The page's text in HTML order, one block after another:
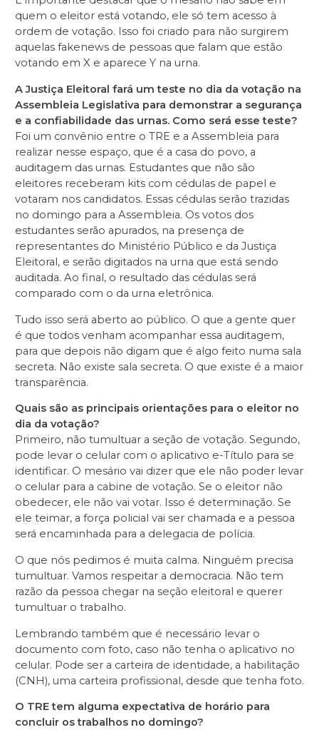
quem o eleitor está votando, ele só tem acesso à
ordem de votação. Isso foi criado para não surgirem
aquelas fakenews de pessoas que falam que estão
votando em X e aparece Y na urna.
A Justiça Eleitoral fará um teste no dia da votação na
Assembleia Legislativa para demonstrar a segurança
e a confiabilidade das urnas. Como será esse teste?
Foi um convênio entre o TRE e a Assembleia para
realizar nesse espaço, que é a casa do povo, a
auditagem das urnas. Estudantes que não são
eleitores receberam kits com cédulas de papel e
votaram nos candidatos. Essas cédulas serão trazidas
no domingo para a Assembleia. Os votos dos
estudantes serão apurados, na presença de
representantes do Ministério Público e da Justiça
Eleitoral, e serão digitados na urna que está sendo
auditada. Ao final, o resultado das cédulas será
comparado com o da urna eletrônica.
Tudo isso será aberto ao público. O que a gente quer
é que todos venham acompanhar essa auditagem,
para que depois não digam que é algo feito numa sala
secreta. Não existe sala secreta. O que existe é a maior
transparência.
Quais são as principais orientações para o eleitor no
dia da votação?
Primeiro, não tumultuar a seção de votação. Segundo,
pode levar o celular com o aplicativo e-Título para se
identificar. O mesário vai dizer que ele não poder levar
o celular para a cabine de votação. Se o eleitor não
obedecer, ele não vai votar. Isso é determinação. Se
ele teimar, a força policial vai ser chamada e a pessoa
será encaminhada para a delegacia de polícia.
O que nós pedimos é muita calma. Ninguém precisa
tumultuar. Vamos respeitar a democracia. Não tem
razão da pessoa chegar na seção eleitoral e querer
tumultuar o trabalho.
Lembrando também que é necessário levar o
documento com foto, caso não tenha o aplicativo no
celular. Pode ser a carteira de identidade, a habilitação
(CNH), uma carteira profissional, desde que tenha foto.
O TRE tem alguma expectativa de horário para
concluir os trabalhos no domingo?